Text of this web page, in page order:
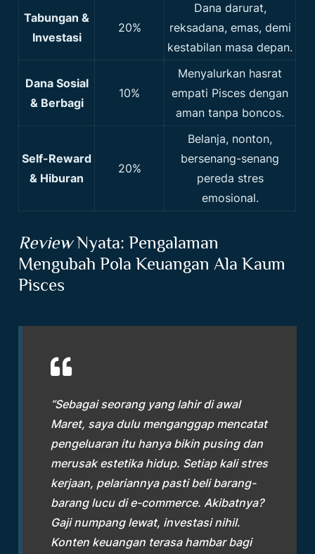
Tabungan &
Investasi
20%
Dana darurat,
reksadana, emas, demi
kestabilan masa depan.
Dana Sosial
& Berbagi
10%
Menyalurkan hasrat
empati Pisces dengan
aman tanpa boncos.
Self-Reward
& Hiburan
20%
Belanja, nonton,
bersenang-senang
pereda stres
emosional.
ReviewNyata: Pengalaman
Mengubah Pola Keuangan Ala Kaum
Pisces
“Sebagai seorang yang lahir di awal
Maret, saya dulu menganggap mencatat
pengeluaran itu hanya bikin pusing dan
merusak estetika hidup. Setiap kali stres
kerjaan, pelariannya pasti beli barang-
barang lucu di e-commerce. Akibatnya?
Gaji numpang lewat, investasi nihil.
Konten keuangan terasa hambar bagi